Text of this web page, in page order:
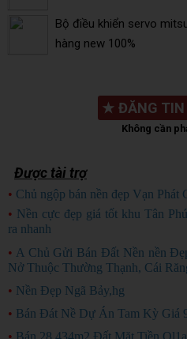
Bộ điều khiển servo
hàng new 100%
★ ĐĂNG TIN
Không cần
Được tài trợ
• Chủ ngộp bán nền đẹp Vạn Phát
• Nền cực đẹp giá tốt khu Tân
ra nhanh
• A Chủ Gửi Bán Đất Nền nền
Nở Thuộc Thường Thạnh, Cái
• Nền Đẹp Ngã Bảy,hg
• Bán Đát Nề Dự Án Tam Kỳ Giá
• Bán 28.434m2 Đất Mặt Tiền